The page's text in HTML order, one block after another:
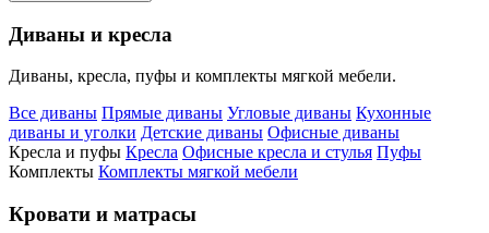
Диваны и кресла
Диваны, кресла, пуфы и комплекты мягкой мебели.
Все диваны Прямые диваны Угловые диваны Кухонные
диваны и уголки Детские диваны Офисные диваны
Кресла и пуфы Кресла Офисные кресла и стулья Пуфы
Комплекты Комплекты мягкой мебели
Кровати и матрасы